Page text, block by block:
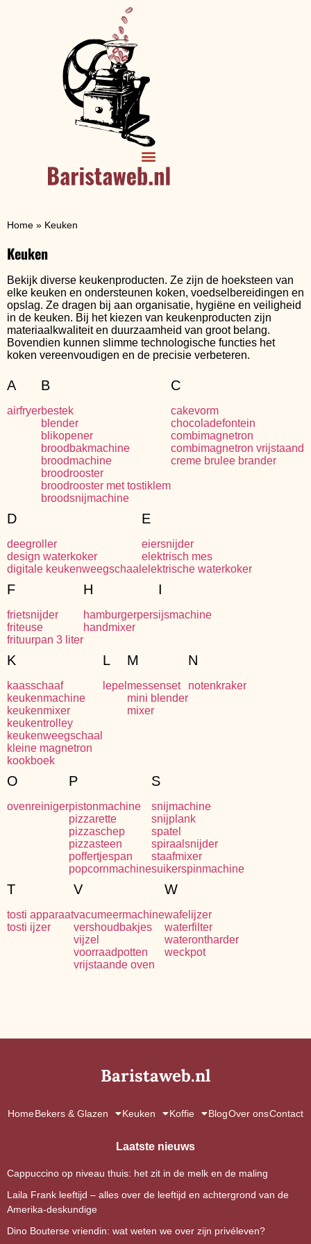
Home » Keuken
Keuken
Bekijk diverse keukenproducten. Ze zijn de hoeksteen van
elke keuken en ondersteunen koken, voedselbereidingen en
opslag. Ze dragen bij aan organisatie, hygiëne en veiligheid
in de keuken. Bij het kiezen van keukenproducten zijn
materiaalkwaliteit en duurzaamheid van groot belang.
Bovendien kunnen slimme technologische functies het
koken vereenvoudigen en de precisie verbeteren.
A
airfryer
B
bestek
blender
blikopener
broodbakmachine
broodmachine
broodrooster
broodrooster met tostiklem
broodsnijmachine
C
cakevorm
chocoladefontein
combimagnetron
combimagnetron vrijstaand
creme brulee brander
D
deegroller
design waterkoker
digitale keukenweegschaal
E
eiersnijder
elektrisch mes
elektrische waterkoker
F
frietsnijder
friteuse
frituurpan 3 liter
H
hamburgerpers
handmixer
I
ijsmachine
K
kaasschaaf
keukenmachine
keukenmixer
keukentrolley
keukenweegschaal
kleine magnetron
kookboek
L
lepel
M
messenset
mini blender
mixer
N
notenkraker
O
ovenreiniger
P
pistonmachine
pizzarette
pizzaschep
pizzasteen
poffertjespan
popcornmachine
S
snijmachine
snijplank
spatel
spiraalsnijder
staafmixer
suikerspinmachine
T
tosti apparaat
tosti ijzer
V
vacumeermachine
vershoudbakjes
vijzel
voorraadpotten
vrijstaande oven
W
wafelijzer
waterfilter
waterontharder
weckpot
Baristaweb.nl
HomeBekers & Glazen Keuken Koffie BlogOver onsContact
Laatste nieuws
Cappuccino op niveau thuis: het zit in de melk en de maling
Laila Frank leeftijd – alles over de leeftijd en achtergrond van de
Amerika-deskundige
Dino Bouterse vriendin: wat weten we over zijn privéleven?